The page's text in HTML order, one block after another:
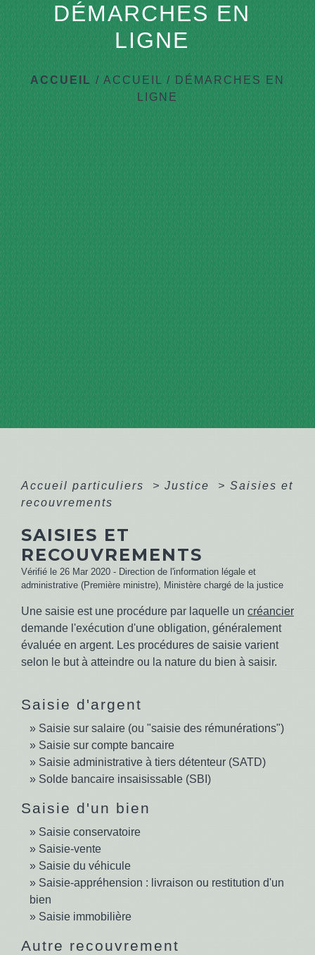
DÉMARCHES EN
LIGNE
ACCUEIL/ACCUEIL / DÉMARCHES EN
LIGNE
Accueil particuliers > Justice > Saisies et
recouvrements
SAISIES ET
RECOUVREMENTS
Vérifié le 26 Mar 2020 - Direction de l'information légale et
administrative (Première ministre), Ministère chargé de la justice
Une saisie est une procédure par laquelle un créancier
demande l'exécution d'une obligation, généralement
évaluée en argent. Les procédures de saisie varient
selon le but à atteindre ou la nature du bien à saisir.
Saisie d'argent
Saisie sur salaire (ou "saisie des rémunérations")
Saisie sur compte bancaire
Saisie administrative à tiers détenteur (SATD)
Solde bancaire insaisissable (SBI)
Saisie d'un bien
Saisie conservatoire
Saisie-vente
Saisie du véhicule
Saisie-appréhension : livraison ou restitution d'un
bien
Saisie immobilière
Autre recouvrement